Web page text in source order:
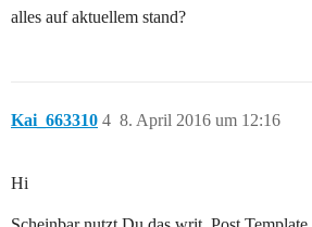
alles auf aktuellem stand?
Kai_663310 8. April 2016 um 12:16
4
Hi